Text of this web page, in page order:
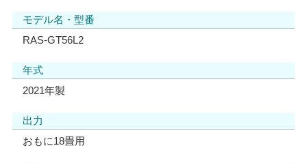
モデル名・型番
RAS-GT56L2
年式
2021年製
出力
おもに18畳用